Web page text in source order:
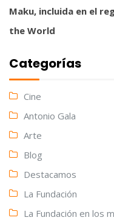
Maku, incluida en el
the World
Categorías
Cine
Antonio Gala
Arte
Blog
Destacamos
La Fundación
La Fundación en los